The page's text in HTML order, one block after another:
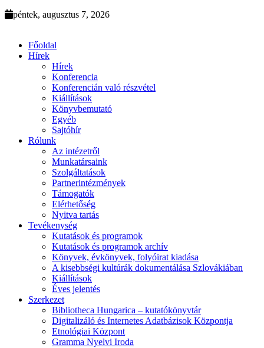
péntek, augusztus 7, 2026
Főoldal
Hírek
Hírek
Konferencia
Konferencián való részvétel
Kiállítások
Könyvbemutató
Egyéb
Sajtóhír
Rólunk
Az intézetről
Munkatársaink
Szolgáltatások
Partnerintézmények
Támogatók
Elérhetőség
Nyitva tartás
Tevékenység
Kutatások és programok
Kutatások és programok archív
Könyvek, évkönyvek, folyóirat kiadása
A kisebbségi kultúrák dokumentálása Szlovákiában
Kiállítások
Éves jelentés
Szerkezet
Bibliotheca Hungarica – kutatókönyvtár
Digitalizáló és Internetes Adatbázisok Központja
Etnológiai Központ
Gramma Nyelvi Iroda